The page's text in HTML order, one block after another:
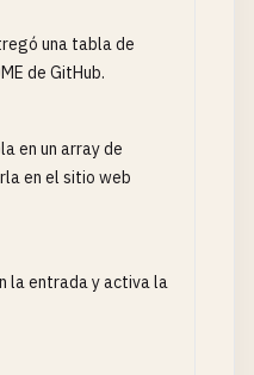
una tabla de
de GitHub.
en un array de
en el sitio web
la entrada y activa la